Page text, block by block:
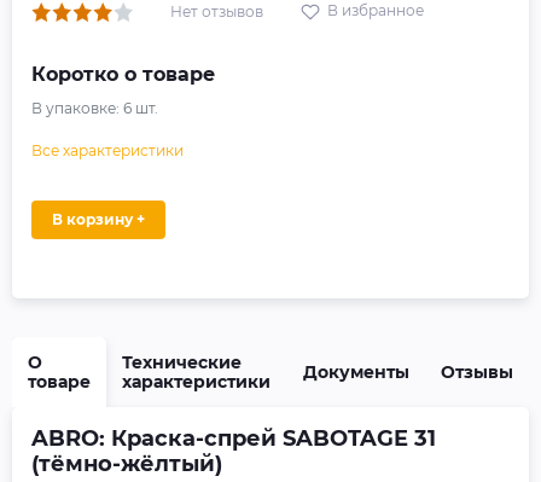
Нет отзывов В избранное
Коротко о товаре
В упаковке: 6 шт.
Все характеристики
В корзину +
О
товаре
Технические
характеристики
Документы Отзывы
ABRO: Краска-спрей SABOTAGE 31
(тёмно-жёлтый)